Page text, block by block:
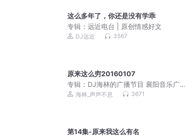
这么多年了，你还是没有学乖
专辑：远近电台 | 原创情感好文
DJ远近 3567
原来这么穷20160107
专辑： DJ海林的广播节目 襄阳音乐广播
最爱909
海林_声声不息 3671
第14集-原来我这么有名